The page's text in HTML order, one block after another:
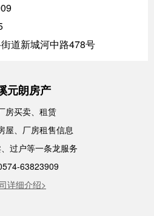
道新城河中路478号
元朗房产
房买卖、租赁
屋、厂房租售信息
过户等一条龙服务
63823909
详细介绍>